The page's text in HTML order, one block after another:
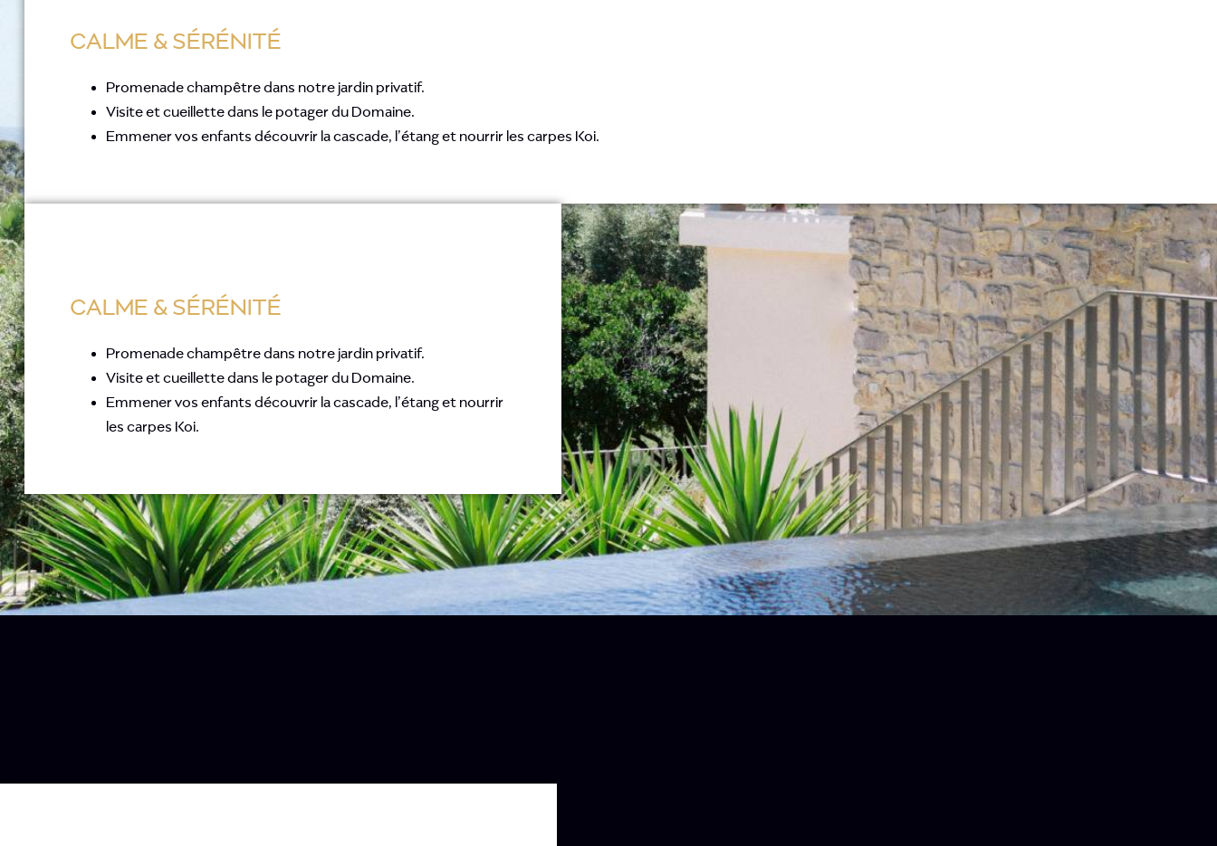
CALME & SÉRÉNITÉ
Promenade champêtre dans notre jardin privatif.
Visite et cueillette dans le potager du Domaine.
Emmener vos enfants découvrir la cascade, l’étang et nourrir les carpes Koi.
CALME & SÉRÉNITÉ
Promenade champêtre dans notre jardin privatif.
Visite et cueillette dans le potager du Domaine.
Emmener vos enfants découvrir la cascade, l’étang et nourrir
les carpes Koi.